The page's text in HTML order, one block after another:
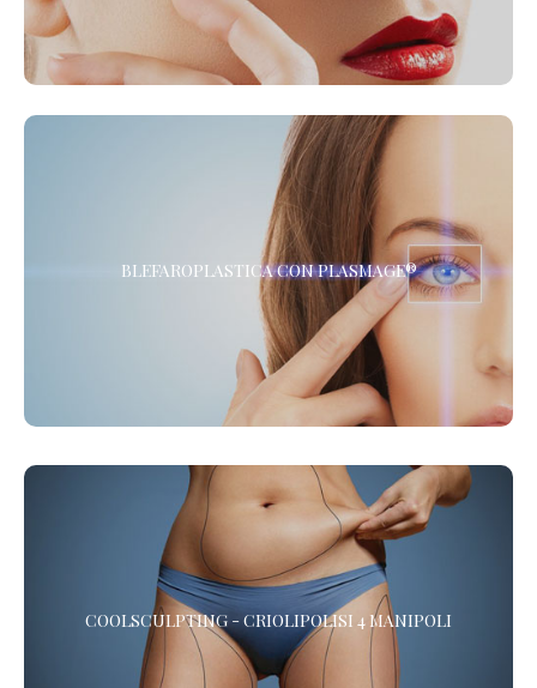
all’invecchiamento della pelle.
BLEFAROPLASTICA CON PLASMAGE®
BLEFAROPLASTICA CON PLASMAGE®
La Blefaroplastica Non Chirurgica, senza Anestesia. Presso i
Centri de LaCLINIQUE of Switzerland® *
COOLSCULPTING - CRIOLIPOLISI 4 MANIPOLI
COOLSCULPTING - CRIOLIPOLISI 4 MANIPOLI
Vuoi eliminare il grasso in eccesso? La Criolipolisi è l’alternativa
non chirurgica alla Liposuzione che elimina adiposità e maniglie